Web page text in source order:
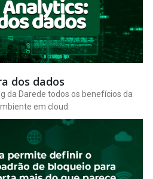
dos dados
da Darede todos os benefícios da
em cloud.